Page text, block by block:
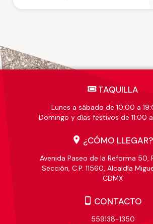
TAQUILLA
Lunes a sábado de 10:00 a
Domingo y días festivos de 11:00
¿CÓMO LLEGAR?
Avenida Paseo de la Reforma 50,
Sección, C.P. 11560, Alcaldía
CDMX
CONTACTO
559138-1350